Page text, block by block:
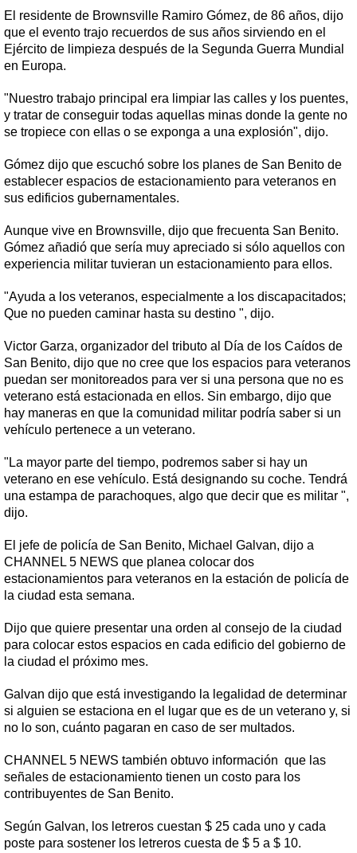
El residente de Brownsville Ramiro Gómez, de 86 años, dijo
que el evento trajo recuerdos de sus años sirviendo en el
Ejército de limpieza después de la Segunda Guerra Mundial
en Europa.
"Nuestro trabajo principal era limpiar las calles y los puentes,
y tratar de conseguir todas aquellas minas donde la gente no
se tropiece con ellas o se exponga a una explosión", dijo.
Gómez dijo que escuchó sobre los planes de San Benito de
establecer espacios de estacionamiento para veteranos en
sus edificios gubernamentales.
Aunque vive en Brownsville, dijo que frecuenta San Benito.
Gómez añadió que sería muy apreciado si sólo aquellos con
experiencia militar tuvieran un estacionamiento para ellos.
"Ayuda a los veteranos, especialmente a los discapacitados;
Que no pueden caminar hasta su destino ", dijo.
Victor Garza, organizador del tributo al Día de los Caídos de
San Benito, dijo que no cree que los espacios para veteranos
puedan ser monitoreados para ver si una persona que no es
veterano está estacionada en ellos. Sin embargo, dijo que
hay maneras en que la comunidad militar podría saber si un
vehículo pertenece a un veterano.
"La mayor parte del tiempo, podremos saber si hay un
veterano en ese vehículo. Está designando su coche. Tendrá
una estampa de parachoques, algo que decir que es militar ",
dijo.
El jefe de policía de San Benito, Michael Galvan, dijo a
CHANNEL 5 NEWS que planea colocar dos
estacionamientos para veteranos en la estación de policía de
la ciudad esta semana.
Dijo que quiere presentar una orden al consejo de la ciudad
para colocar estos espacios en cada edificio del gobierno de
la ciudad el próximo mes.
Galvan dijo que está investigando la legalidad de determinar
si alguien se estaciona en el lugar que es de un veterano y, si
no lo son, cuánto pagaran en caso de ser multados.
CHANNEL 5 NEWS también obtuvo información que las
señales de estacionamiento tienen un costo para los
contribuyentes de San Benito.
Según Galvan, los letreros cuestan $ 25 cada uno y cada
poste para sostener los letreros cuesta de $ 5 a $ 10.